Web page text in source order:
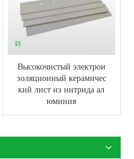
Высокочистый электрои
золяционный керамичес
кий лист из нитрида ал
юминия